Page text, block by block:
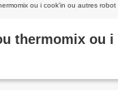
ou i cook'in ou autres robot
thermomix ou